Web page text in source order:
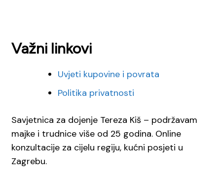
Važni linkovi
Uvjeti kupovine i povrata
Politika privatnosti
Savjetnica za dojenje Tereza Kiš – podržavam
majke i trudnice više od 25 godina. Online
konzultacije za cijelu regiju, kućni posjeti u
Zagrebu.